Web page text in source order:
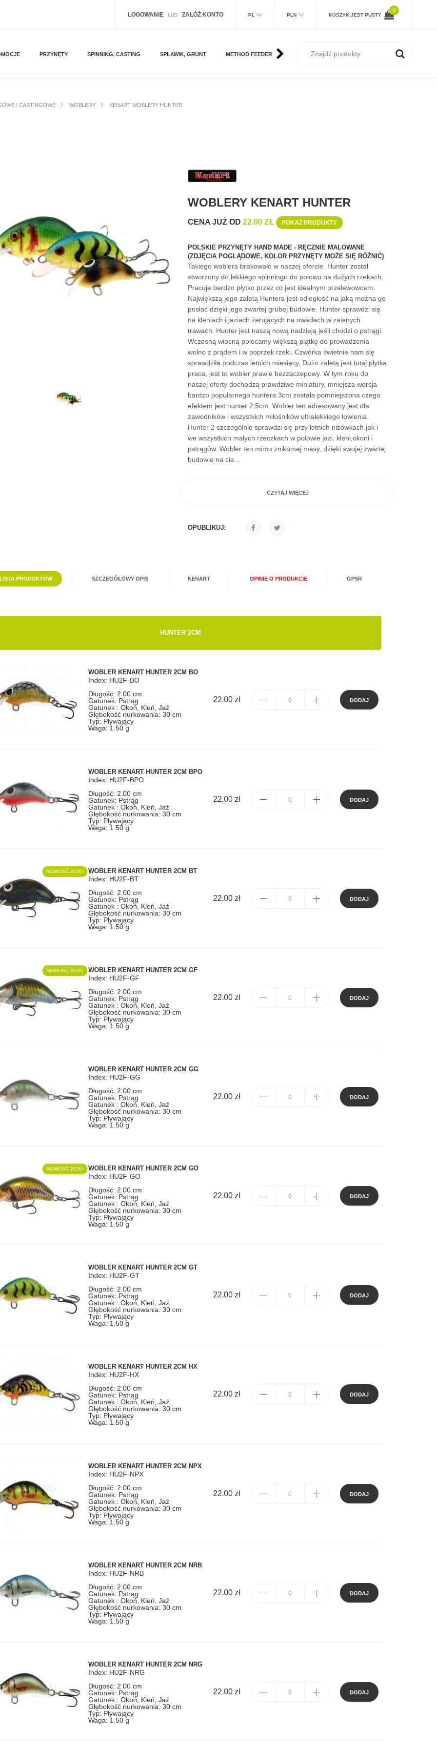
LOGOWANIELUB ZAŁÓŻ KONTO PL PLN KOSZYK JEST PUSTY
0
PRZYNĘTY SPINNING, CASTING SPŁAWIK, GRUNT METHOD FEEDER MORSKIE MUCHA
I CASTINGOWE WOBLERY KENART WOBLERY HUNTER
WOBLERY KENART HUNTER
CENA JUŻ OD22.00 ZŁ POKAŻ PRODUKTY
POLSKIE PRZYNĘTY HAND MADE - RĘCZNIE MALOWANE
(ZDJĘCIA POGLĄDOWE, KOLOR PRZYNĘTY MOŻE SIĘ RÓŻNIĆ)
Takiego woblera brakowało w naszej ofercie. Hunter został
stworzony do lekkiego spinningu do połowu na dużych rzekach.
Pracuje bardzo płytko przez co jest idealnym przelewowcem.
Największą jego zaletą Huntera jest odległość na jaką można go
posłać dzięki jego zwartej grubej budowie. Hunter sprawdzi się
na kleniach i jaziach żerujących na owadach w zalanych
trawach. Hunter jest naszą nową nadzieją jeśli chodzi o pstrągi.
Wczesną wiosną polecamy większą piątkę do prowadzenia
wolno z prądem i w poprzek rzeki. Czwórka świetnie nam się
sprawdziła podczas letnich miesięcy. Dużo zaletą jest tutaj płytka
praca, jest to wobler prawie bezzaczepowy. W tym roku do
naszej oferty dochodzą prawdziwe miniatury, mniejsza wersja
bardzo popularnego huntera 3cm została pomniejszona czego
efektem jest hunter 2,5cm. Wobler ten adresowany jest dla
zawodników i wszystkich miłośników ultralekkiego łowienia.
Hunter 2 szczególnie sprawdzi się przy letnich niżówkach jak i
we wszystkich małych rzeczkach w połowie jazi, kleni,okoni i
pstrągów. Wobler ten mimo znikomej masy, dzięki swojej zwartej
budowie na cie...
CZYTAJ WIĘCEJ
OPUBLIKUJ:
LISTA PRODUKTÓW SZCZEGÓŁOWY OPIS KENART OPINIE O PRODUKCIE GPSR
HUNTER 2CM
WOBLER KENART HUNTER 2CM BO
Index: HU2F-BO
Długość: 2.00 cm
Gatunek: Pstrąg
Gatunek : Okoń, Kleń, Jaź
Głębokość nurkowania: 30 cm
Typ: Pływający
Waga: 1.50 g
22.00 zł DODAJ
WOBLER KENART HUNTER 2CM BPO
Index: HU2F-BPO
Długość: 2.00 cm
Gatunek: Pstrąg
Gatunek : Okoń, Kleń, Jaź
Głębokość nurkowania: 30 cm
Typ: Pływający
Waga: 1.50 g
22.00 zł DODAJ
NOWOŚĆ 2026! WOBLER KENART HUNTER 2CM BT
Index: HU2F-BT
Długość: 2.00 cm
Gatunek: Pstrąg
Gatunek : Okoń, Kleń, Jaź
Głębokość nurkowania: 30 cm
Typ: Pływający
Waga: 1.50 g
22.00 zł DODAJ
NOWOŚĆ 2026! WOBLER KENART HUNTER 2CM GF
Index: HU2F-GF
Długość: 2.00 cm
Gatunek: Pstrąg
Gatunek : Okoń, Kleń, Jaź
Głębokość nurkowania: 30 cm
Typ: Pływający
Waga: 1.50 g
22.00 zł DODAJ
WOBLER KENART HUNTER 2CM GG
Index: HU2F-GG
Długość: 2.00 cm
Gatunek: Pstrąg
Gatunek : Okoń, Kleń, Jaź
Głębokość nurkowania: 30 cm
Typ: Pływający
Waga: 1.50 g
22.00 zł DODAJ
NOWOŚĆ 2026! WOBLER KENART HUNTER 2CM GO
Index: HU2F-GO
Długość: 2.00 cm
Gatunek: Pstrąg
Gatunek : Okoń, Kleń, Jaź
Głębokość nurkowania: 30 cm
Typ: Pływający
Waga: 1.50 g
22.00 zł DODAJ
WOBLER KENART HUNTER 2CM GT
Index: HU2F-GT
Długość: 2.00 cm
Gatunek: Pstrąg
Gatunek : Okoń, Kleń, Jaź
Głębokość nurkowania: 30 cm
Typ: Pływający
Waga: 1.50 g
22.00 zł DODAJ
WOBLER KENART HUNTER 2CM HX
Index: HU2F-HX
Długość: 2.00 cm
Gatunek: Pstrąg
Gatunek : Okoń, Kleń, Jaź
Głębokość nurkowania: 30 cm
Typ: Pływający
Waga: 1.50 g
22.00 zł DODAJ
WOBLER KENART HUNTER 2CM NPX
Index: HU2F-NPX
Długość: 2.00 cm
Gatunek: Pstrąg
Gatunek : Okoń, Kleń, Jaź
Głębokość nurkowania: 30 cm
Typ: Pływający
Waga: 1.50 g
22.00 zł DODAJ
WOBLER KENART HUNTER 2CM NRB
Index: HU2F-NRB
Długość: 2.00 cm
Gatunek: Pstrąg
Gatunek : Okoń, Kleń, Jaź
Głębokość nurkowania: 30 cm
Typ: Pływający
Waga: 1.50 g
22.00 zł DODAJ
WOBLER KENART HUNTER 2CM NRG
Index: HU2F-NRG
Długość: 2.00 cm
Gatunek: Pstrąg
Gatunek : Okoń, Kleń, Jaź
Głębokość nurkowania: 30 cm
Typ: Pływający
Waga: 1.50 g
22.00 zł DODAJ
PRZYPONY W
WSZYSTKIE WĘDKI